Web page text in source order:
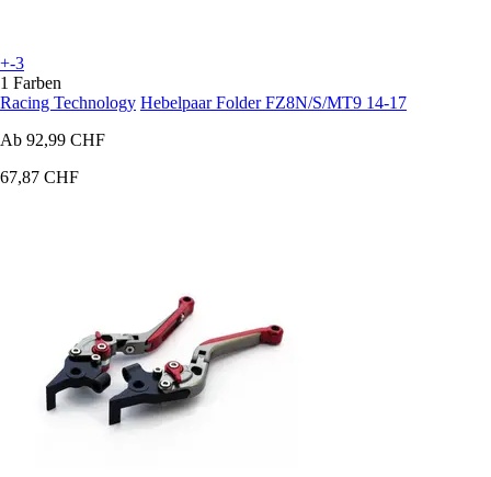
+-3
1 Farben
Racing Technology Hebelpaar Folder FZ8N/S/MT9 14-17
Ab 92,99 CHF
67,87 CHF